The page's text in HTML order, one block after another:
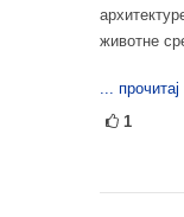
животне
...
1